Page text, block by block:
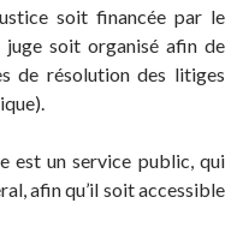
soit financée par le
juge soit organisé afin de
de résolution des litiges
est un service public, qui
afin qu’il soit accessible